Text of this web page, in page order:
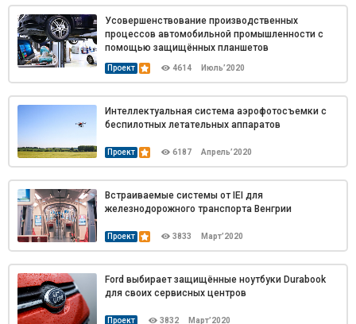
Проект 4614 Июль’2020
Усовершенствование производственных
процессов автомобильной промышленности с
помощью защищённых планшетов
Проект 6187 Апрель’2020
Интеллектуальная система аэрофотосъемки с
беспилотных летательных аппаратов
Проект 3833 Март’2020
Встраиваемые системы от IEI для
железнодорожного транспорта Венгрии
Проект 3832 Март’2020
Ford выбирает защищённые ноутбуки Durabook
для своих сервисных центров